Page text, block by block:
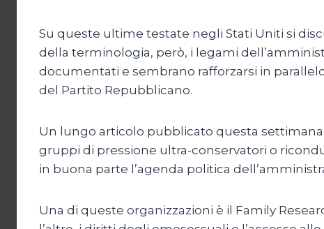
Su queste ultime testate negli Stati Uniti si
della terminologia, però, i legami
documentati e sembrano rafforzarsi in
del Partito Repubblicano.
Un lungo articolo pubblicato questa settimana
gruppi di pressione ultra-conservatori o
in buona parte l’agenda politica
Una di queste organizzazioni è il Family